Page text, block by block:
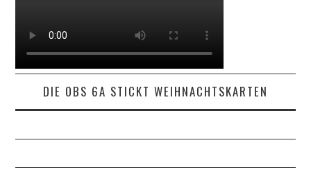
DIE OBS 6A STICKT WEIHNACHTSKARTEN